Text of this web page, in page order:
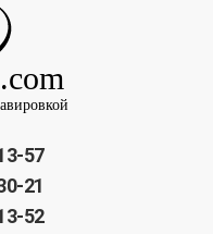
57
21
52